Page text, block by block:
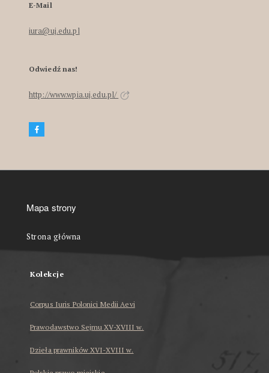
E-Mail
iura@uj.edu.pl
Odwiedź nas!
http://www.wpia.uj.edu.pl/
Mapa strony
Strona główna
Kolekcje
Corpus Iuris Polonici Medii Aevi
Prawodawstwo Sejmu XV-XVIII w.
Dzieła prawników XVI-XVIII w.